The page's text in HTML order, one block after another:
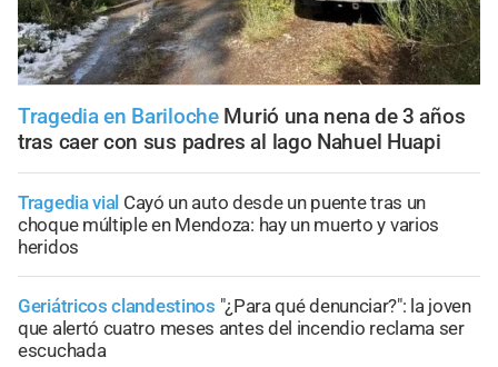
Tragedia en Bariloche Murió una nena de 3 años
tras caer con sus padres al lago Nahuel Huapi
Tragedia vial Cayó un auto desde un puente tras un
choque múltiple en Mendoza: hay un muerto y varios
heridos
Geriátricos clandestinos "¿Para qué denunciar?": la joven
que alertó cuatro meses antes del incendio reclama ser
escuchada